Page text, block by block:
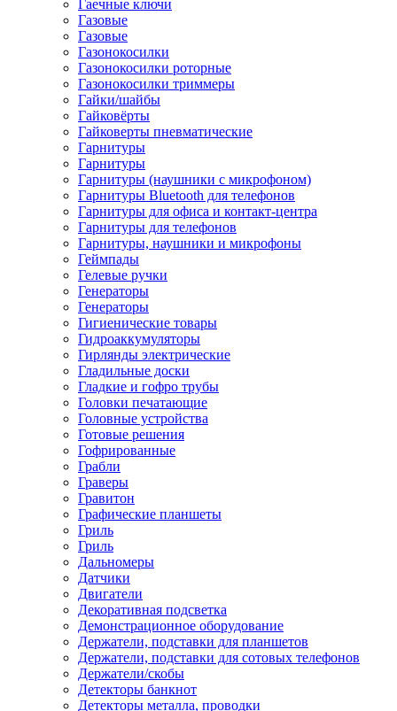
Гаечные ключи
Газовые
Газовые
Газонокосилки
Газонокосилки роторные
Газонокосилки триммеры
Гайки/шайбы
Гайковёрты
Гайковерты пневматические
Гарнитуры
Гарнитуры
Гарнитуры (наушники с микрофоном)
Гарнитуры Bluetooth для телефонов
Гарнитуры для офиса и контакт-центра
Гарнитуры для телефонов
Гарнитуры, наушники и микрофоны
Геймпады
Гелевые ручки
Генераторы
Генераторы
Гигиенические товары
Гидроаккумуляторы
Гирлянды электрические
Гладильные доски
Гладкие и гофро трубы
Головки печатающие
Головные устройства
Готовые решения
Гофрированные
Грабли
Граверы
Гравитон
Графические планшеты
Гриль
Гриль
Дальномеры
Датчики
Двигатели
Декоративная подсветка
Демонстрационное оборудование
Держатели, подставки для планшетов
Держатели, подставки для сотовых телефонов
Держатели/скобы
Детекторы банкнот
Детекторы металла, проводки